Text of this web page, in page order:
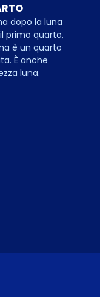
dopo la luna
primo quarto,
è un quarto
È anche
luna.